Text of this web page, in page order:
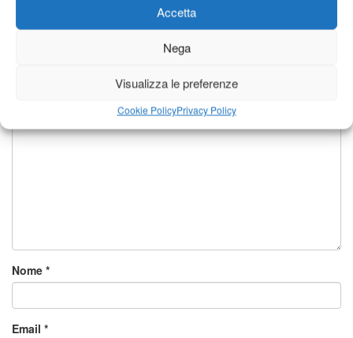
Accetta
Nega
Visualizza le preferenze
Cookie PolicyPrivacy Policy
Lascia un commento
Il tuo indirizzo email non sarà pubblicato.
Nome *
Email *